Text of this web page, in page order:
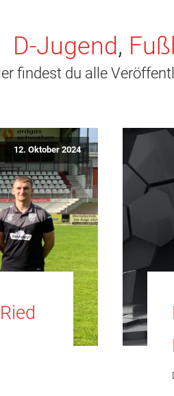
D-Jugend,
findest du alle
12. Oktober 2024